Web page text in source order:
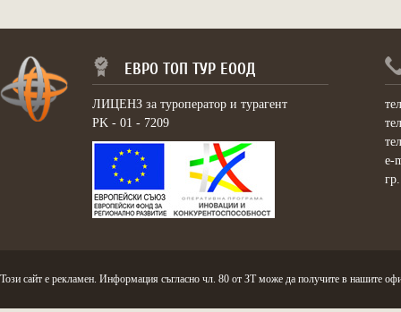
ЕВРО ТОП ТУР ЕООД
ЛИЦЕНЗ за туроператор и турагент
PK - 01 - 7209
e-
Този сайт е рекламен. Информация съгласно чл. 80 от ЗТ може да получите в нашите